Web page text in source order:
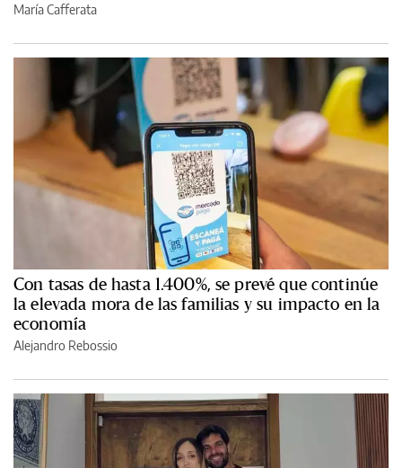
María Cafferata
Con tasas de hasta 1.400%, se prevé que continúe
la elevada mora de las familias y su impacto en la
economía
Alejandro Rebossio